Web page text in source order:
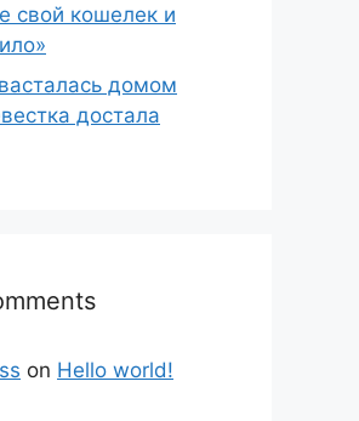
свой кошелек и
домом
достала
on Hello world!